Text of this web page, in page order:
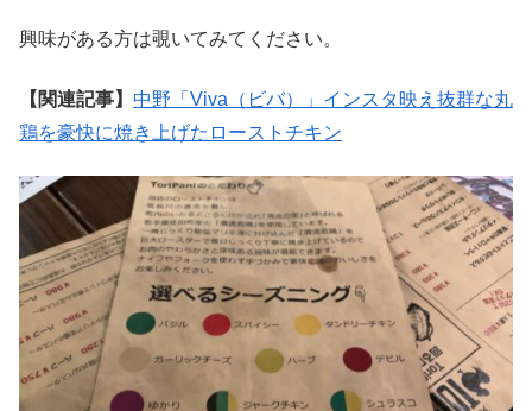
興味がある方は覗いてみてください。
【関連記事】 中野「Viva（ビバ）」インスタ映え抜群な丸
鶏を豪快に焼き上げたローストチキン